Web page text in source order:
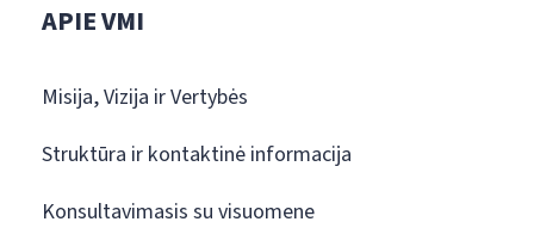
APIE VMI
Misija, Vizija ir Vertybės
Struktūra ir kontaktinė informacija
Konsultavimasis su visuomene